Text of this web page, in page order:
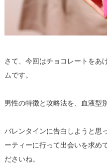
さて、今回はチョコレートをあ
ムです。
男性の特徴と攻略法を、血液型
バレンタインに告白しようと思
ーティーに行って出会いを求め
ださいね。